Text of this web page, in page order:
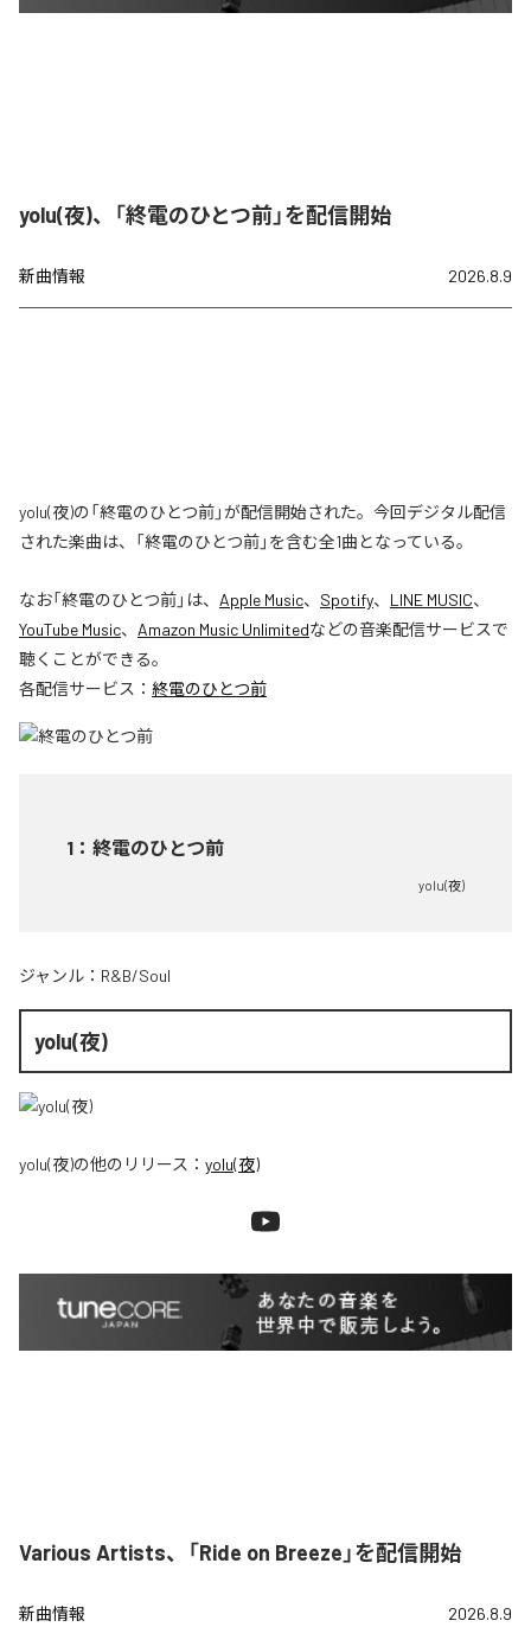
yolu(夜)、「終電のひとつ前」を配信開始
新曲情報 2026.8.9
yolu(夜)の「終電のひとつ前」が配信開始された。今回デジタル配信
された楽曲は、「終電のひとつ前」を含む全1曲となっている。
なお「終電のひとつ前」は、 Apple Music、 Spotify、 LINE MUSIC、
YouTube Music、 Amazon Music Unlimitedなどの音楽配信サービスで
聴くことができる。
各配信サービス： 終電のひとつ前
1 ： 終電のひとつ前
yolu(夜)
ジャンル： R&B/Soul
yolu(夜)
yolu(夜)の他のリリース： yolu(夜)
Various Artists、「Ride on Breeze」を配信開始
新曲情報 2026.8.9